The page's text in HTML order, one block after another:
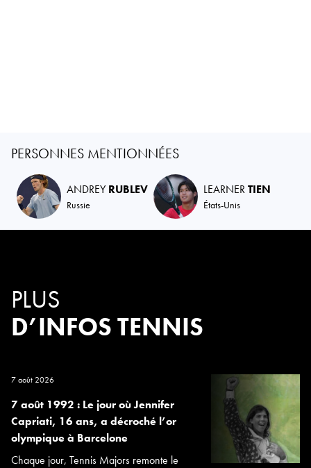
PERSONNES MENTIONNÉES
ANDREYRUBLEV
Russie
LEARNERTIEN
États-Unis
PLUS
D’INFOS TENNIS
7 août 2026
7 août 1992 : Le jour où Jennifer
Capriati, 16 ans, a décroché l’or
olympique à Barcelone
Chaque jour, Tennis Majors remonte le